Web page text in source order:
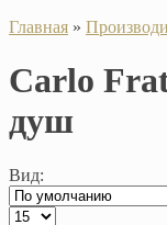
Главная »
Carlo
душ
Вид: